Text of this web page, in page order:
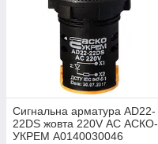
Сигнальна арматура AD22-
22DS жовта 220V АС АСКО-
УКРЕМ A0140030046